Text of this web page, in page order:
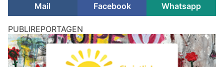
Mail
Facebook Whatsapp
PUBLIREPORTAGEN